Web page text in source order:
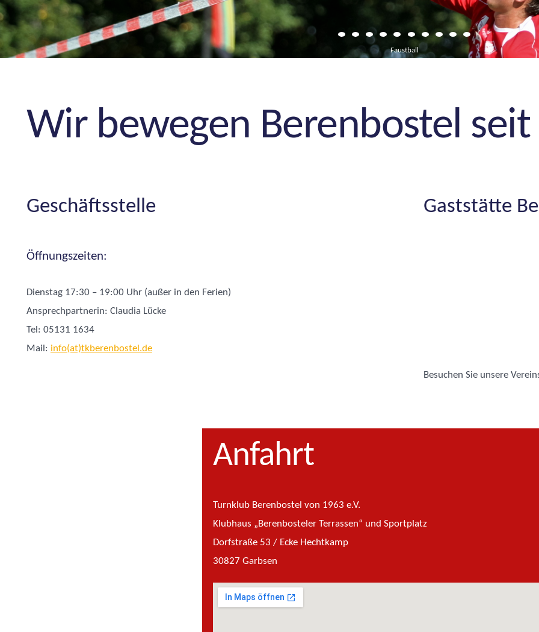
Faustball
Wir bewegen Berenbostel
Geschäftsstelle
Öffnungszeiten:
Dienstag 17:30 – 19:00 Uhr (außer in den Ferien)
Ansprechpartnerin: Claudia Lücke
Tel: 05131 1634
Mail: info(at)tkberenbostel.de
Gaststätte
Besuchen Sie unsere
Anfahrt
Turnklub Berenbostel von 1963 e.V.
Klubhaus „Berenbosteler Terrassen“ und Sportplatz
Dorfstraße 53 / Ecke Hechtkamp
30827 Garbsen